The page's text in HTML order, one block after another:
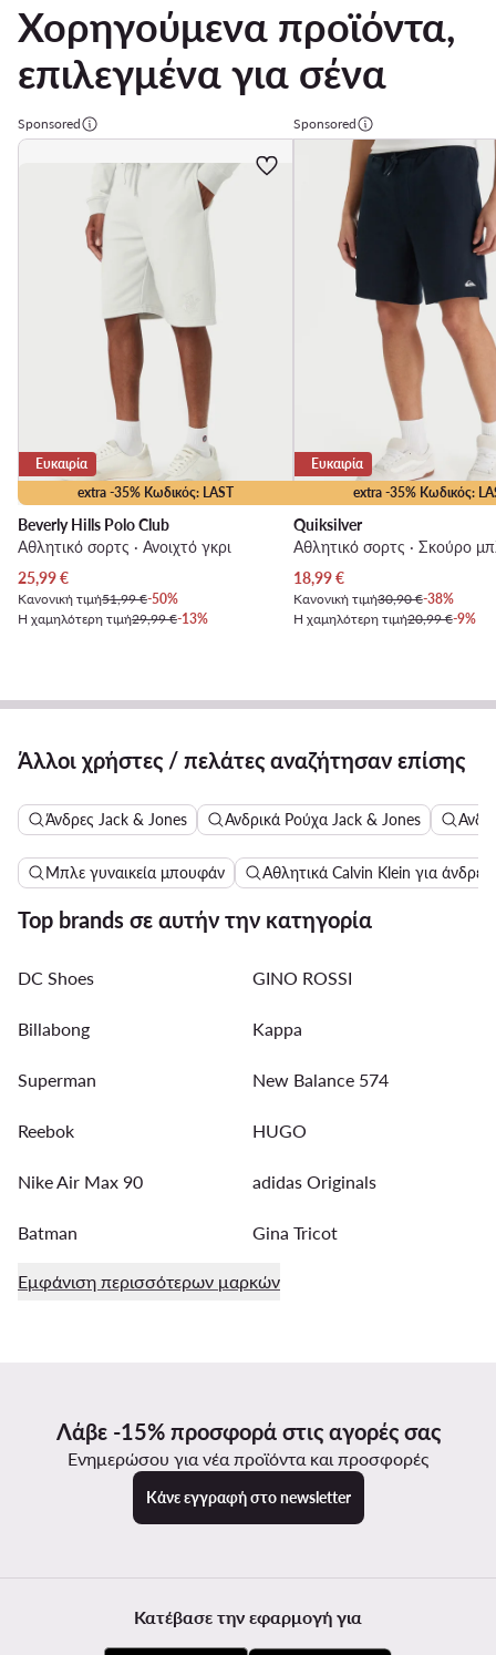
Χορηγούμενα προϊόντα,
επιλεγμένα για σένα
Sponsored
extra -35% Κωδικός: LAST
Ευκαιρία
Beverly Hills Polo Club
Αθλητικό σορτς · Ανοιχτό γκρι
Τρέχουσα τιμή
25,99€
Κανονική τιμή51,99 €-50%
Η χαμηλότερη τιμή29,99 €-13%
Sponsored
extra -35% Κωδικός:
Ευκαιρία
Quiksilver
Αθλητικό σορτς · Σκούρο
Τρέχουσα τιμή
18,99€
Κανονική τιμή30,90 €-38%
Η χαμηλότερη τιμή20,99 €-9%
Άλλοι χρήστες / πελάτες αναζήτησαν επίσης
Άνδρες Jack & Jones Ανδρικά Ρούχα Jack & Jones
Μπλε γυναικεία μπουφάν Αθλητικά Calvin Klein για άνδρες
Top brands σε αυτήν την κατηγορία
DC Shoes GINO ROSSI
Billabong Kappa
Superman New Balance 574
Reebok HUGO
Nike Air Max 90 adidas Originals
Batman Gina Tricot
Εμφάνιση περισσότερων μαρκών
Λάβε -15% προσφορά στις αγορές σας
Ενημερώσου για νέα προϊόντα και προσφορές
Κάνε εγγραφή στο newsletter
Κατέβασε την εφαρμογή για